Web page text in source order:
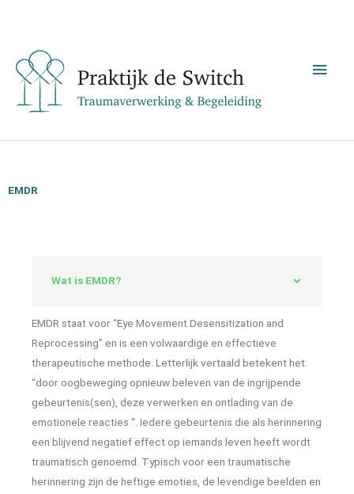
inhoud
EMDR
Wat is EMDR?
EMDR staat voor “Eye Movement Desensitization and
Reprocessing” en is een volwaardige en effectieve
therapeutische methode. Letterlijk vertaald betekent het:
“door oogbeweging opnieuw beleven van de ingrijpende
gebeurtenis(sen), deze verwerken en ontlading van de
emotionele reacties “. Iedere gebeurtenis die als herinnering
een blijvend negatief effect op iemands leven heeft wordt
traumatisch genoemd. Typisch voor een traumatische
herinnering zijn de heftige emoties, de levendige beelden en